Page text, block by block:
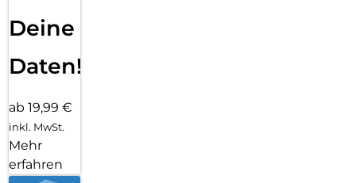
Deine
Daten!
ab 19,99 €
inkl. MwSt.
Mehr
erfahren